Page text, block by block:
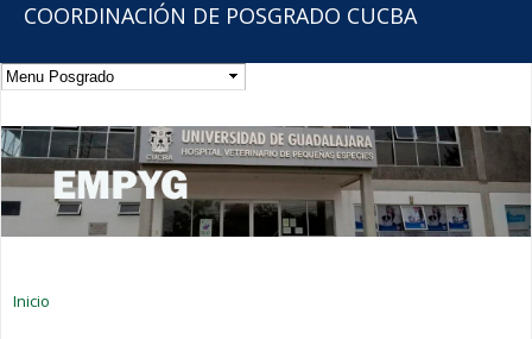
COORDINACIÓN DE POSGRADO CUCBA
Inicio